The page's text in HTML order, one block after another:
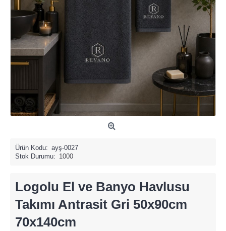
Ürün Kodu: ayş-0027
Stok Durumu: 1000
Logolu El ve Banyo Havlusu
Takımı Antrasit Gri 50x90cm
70x140cm